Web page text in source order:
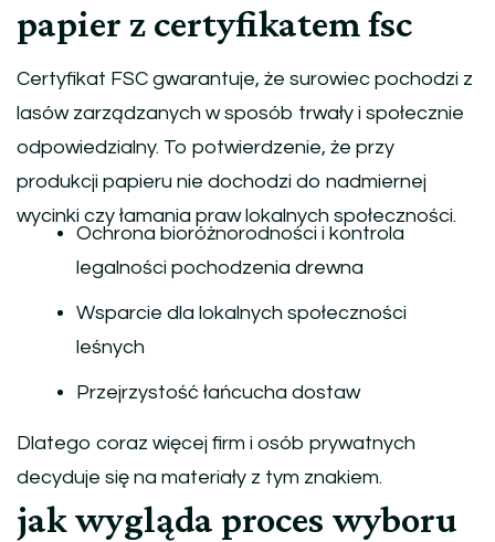
papier z certyfikatem fsc
Certyfikat FSC gwarantuje, że surowiec pochodzi z
lasów zarządzanych w sposób trwały i społecznie
odpowiedzialny. To potwierdzenie, że przy
produkcji papieru nie dochodzi do nadmiernej
wycinki czy łamania praw lokalnych społeczności.
Ochrona bioróżnorodności i kontrola
legalności pochodzenia drewna
Wsparcie dla lokalnych społeczności
leśnych
Przejrzystość łańcucha dostaw
Dlatego coraz więcej firm i osób prywatnych
decyduje się na materiały z tym znakiem.
jak wygląda proces wyboru